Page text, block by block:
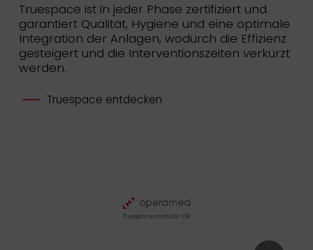
Truespace ist in jeder Phase zertifiziert und
garantiert Qualität, Hygiene und eine optimale
Integration der Anlagen, wodurch die Effizienz
gesteigert und die Interventionszeiten verkürzt
werden.
Truespace entdecken